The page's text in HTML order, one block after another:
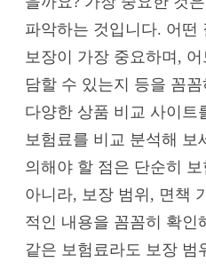
파악하는 것입니다. 어떤
보장이 가장 중요하며,
담할 수 있는지 등을 꼼
다양한 상품 비교 사이트
보험료를 비교 분석해 보
의해야 할 점은 단순히
아니라, 보장 범위, 면책
적인 내용을 꼼꼼히 확인
같은 보험료라도 보장 범